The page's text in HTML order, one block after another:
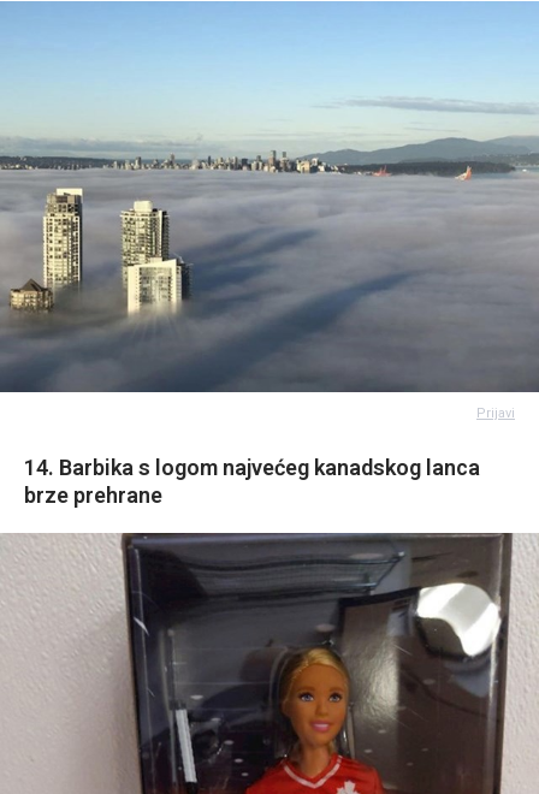
Prijavi
14. Barbika s logom najvećeg kanadskog lanca
brze prehrane